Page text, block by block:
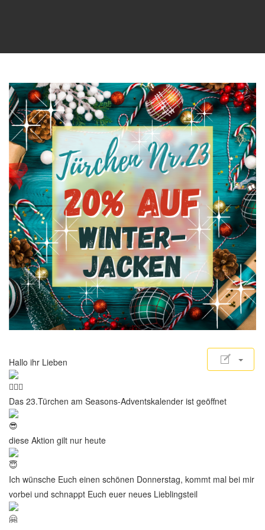
Hallo ihr Lieben
Das 23.Türchen am Seasons-Adventskalender ist geöffnet
diese Aktion gilt nur heute
Ich wünsche Euch einen schönen Donnerstag, kommt mal bei mir
vorbei und schnappt Euch euer neues Lieblingsteil